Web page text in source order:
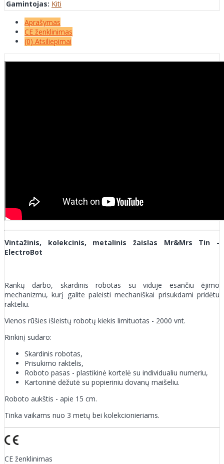
Gamintojas: Kiti
Aprašymas
CE ženklinimas
(0) Atsiliepimai
Vintažinis, kolekcinis, metalinis žaislas Mr&Mrs Tin -
ElectroBot
Rankų darbo, skardinis robotas su viduje esančiu ėjimo
mechanizmu, kurį galite paleisti mechaniškai prisukdami pridėtu
rakteliu.
Vienos rūšies išleistų robotų kiekis limituotas - 2000 vnt.
Rinkinį sudaro:
Skardinis robotas,
Prisukimo raktelis,
Roboto pasas - plastikinė kortelė su individualiu numeriu,
Kartoninė dėžutė su popieriniu dovanų maišeliu.
Roboto aukštis - apie 15 cm.
Tinka vaikams nuo 3 metų bei kolekcionieriams.
CE ženklinimas